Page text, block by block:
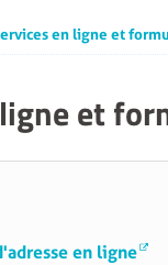
en ligne et
et
en ligne